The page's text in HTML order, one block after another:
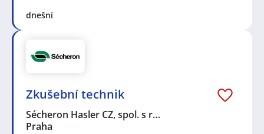
dnešní
Zkušební technik
Sécheron Hasler CZ, spol. s r…
Praha